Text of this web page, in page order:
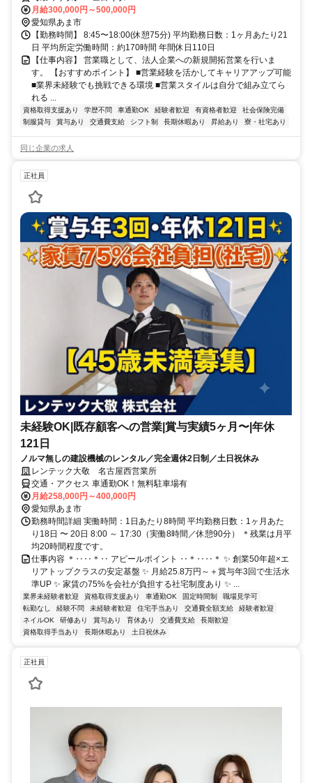
月給300,000円～500,000円
愛知県あま市
【勤務時間】 8:45〜18:00(休憩75分) 平均勤務日数：1ヶ月あたり21
日 平均所定労働時間：約170時間 年間休日110日
【仕事内容】 営業職として、法人企業への新規開拓営業を行いま
す。 【おすすめポイント】 ■営業経験を活かしてキャリアアップ可能
■業界未経験でも挑戦できる環境 ■営業スタイルは自分で組み立てら
れる ...
資格取得支援あり 学歴不問 車通勤OK 経験者歓迎 有資格者歓迎
社会保険完備
制服貸与
賞与あり 交通費支給 シフト制 長期休暇あり 昇給あり 寮・社宅あり
同じ企業の求人
正社員
未経験OK|既存顧客への営業|賞与実績5ヶ月〜|年休
121日
ノルマ無しの建設機械のレンタル／完全週休2日制／土日祝休み
レンテック大敬 名古屋西営業所
交通・アクセス 車通勤OK！無料駐車場有
月給258,000円～400,000円
愛知県あま市
勤務時間詳細 実働時間：1日あたり8時間 平均勤務日数：1ヶ月あた
り18日 〜 20日 8:00 ～ 17:30（実働8時間／休憩90分） ＊残業は月平
均20時間程度です。
仕事内容 ＊‥‥＊‥ アピールポイント ‥＊‥‥＊ ✨ 創業50年超×エ
リアトップクラスの安定基盤 ✨ 月給25.8万円～＋賞与年3回で生活水
準UP ✨ 家賃の75%を会社が負担する社宅制度あり ✨ ...
業界未経験者歓迎 資格取得支援あり 車通勤OK 固定時間制
職場見学可
転勤なし
経験不問 未経験者歓迎 住宅手当あり 交通費全額支給
経験者歓迎
ネイルOK
研修あり 賞与あり 育休あり 交通費支給
長期歓迎
資格取得手当あり
長期休暇あり 土日祝休み
正社員